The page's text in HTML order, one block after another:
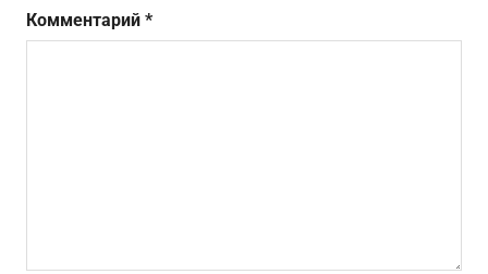
Комментарий *